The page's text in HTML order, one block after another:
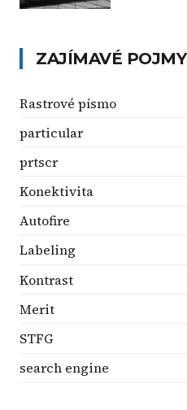
ZAJÍMAVÉ POJMY
Rastrové písmo
particular
prtscr
Konektivita
Autofire
Labeling
Kontrast
Merit
STFG
search engine